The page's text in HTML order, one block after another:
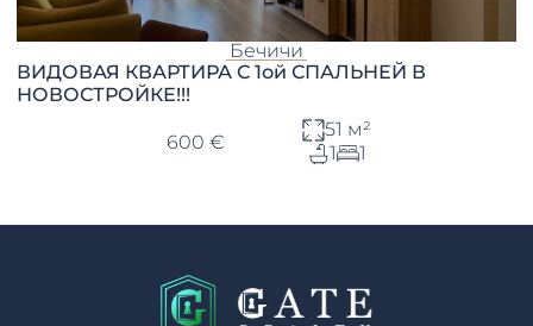
Бечичи
ВИДОВАЯ КВАРТИРА С 1ой СПАЛЬНЕЙ В
НОВОСТРОЙКЕ!!!
600 €
51 м²
1
1